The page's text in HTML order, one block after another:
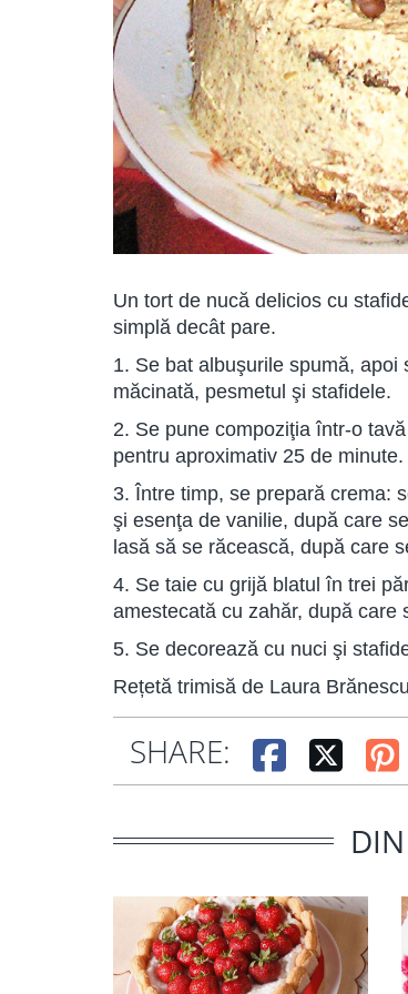
Un tort de nucă delicios cu
simplă decât pare.
1. Se bat albuşurile spumă,
măcinată, pesmetul şi stafidele.
2. Se pune compoziţia într-o
pentru aproximativ 25 de minute.
3. Între timp, se prepară crema:
şi esenţa de vanilie, după care
lasă să se răcească, după care
4. Se taie cu grijă blatul în trei
amestecată cu zahăr, după care
5. Se decorează cu nuci şi
Rețetă trimisă de Laura
SHARE: